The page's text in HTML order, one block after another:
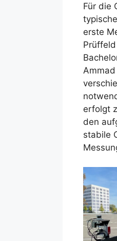
Für die
erste
erfolgt
den
stabile